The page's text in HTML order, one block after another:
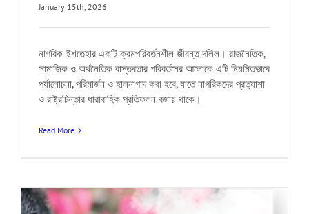
January 15th, 2026
নাগরিক ইশতেহার একটি ক্রমপরিবর্তনশীল জীবন্ত দলিল। রাজনৈতিক,
সামাজিক ও অর্থনৈতিক বাস্তবতার পরিবর্তনের আলোকে এটি নিয়মিতভাবে
পর্যালোচনা, পরিমার্জন ও হালনাগাদ করা হবে, যাতে নাগরিকদের প্রত্যাশা
ও রাষ্ট্রচিন্তার ধারাবাহিক প্রতিফলন বজায় থাকে।
Read More